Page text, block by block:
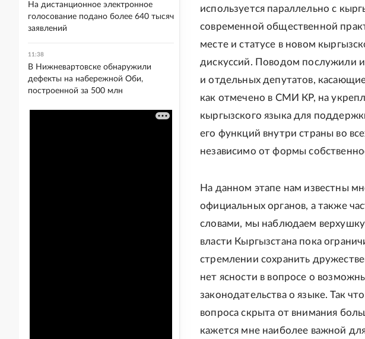
используется параллельно с
современной общественной
месте и статусе в новом
дискуссий. Поводом послужили
и отдельных депутатов,
как отмечено в СМИ КР, на
кыргызского языка для
его функций внутри страны во
независимо от формы
На данном этапе нам известны
официальных органов, а также
словами, мы наблюдаем верхушку
власти Кыргызстана пока
стремлении сохранить
нет ясности в вопросе о
законодательства о языке. Так
вопроса скрыта от внимания
кажется мне наиболее важной
На дистанционное электронное
голосование подано более 640 тысяч
заявлений
11:38
В Нижневартовске обнаружили
дефекты на набережной Оби,
построенной за 500 млн